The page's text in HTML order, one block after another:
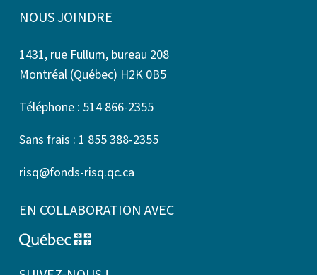
NOUS JOINDRE
1431, rue Fullum, bureau 208
Montréal (Québec) H2K 0B5
Téléphone : 514 866-2355
Sans frais : 1 855 388-2355
risq@fonds-risq.qc.ca
EN COLLABORATION AVEC